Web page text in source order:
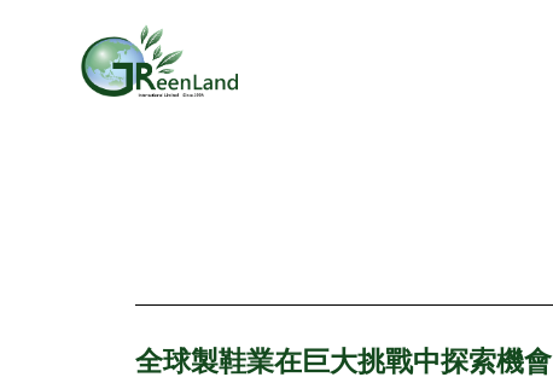
全球製鞋業在巨大挑戰中探索機會